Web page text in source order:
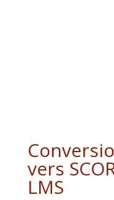
vers
LMS